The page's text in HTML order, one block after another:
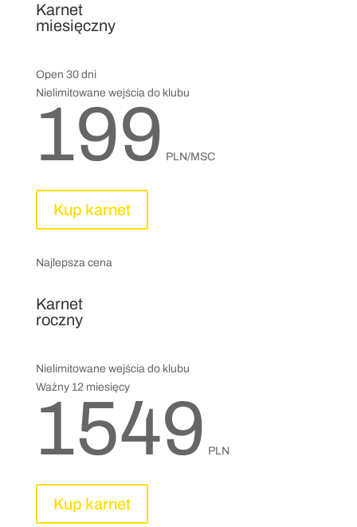
Karnet
miesięczny
Open 30 dni
Nielimitowane wejścia do klubu
199 PLN/MSC
Kup karnet
Najlepsza cena
Karnet
roczny
Nielimitowane wejścia do klubu
Ważny 12 miesięcy
1549 PLN
Kup karnet